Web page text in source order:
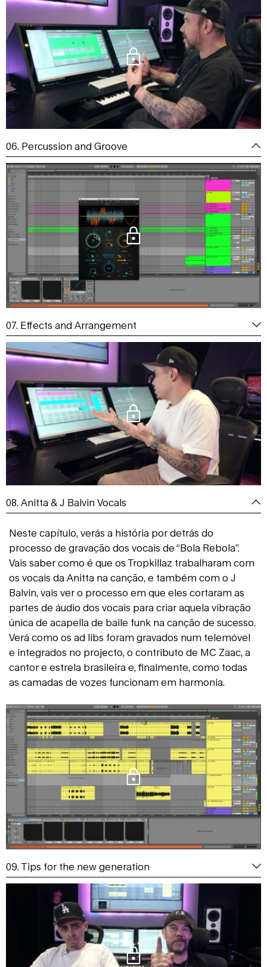
06. Percussion and Groove
07. Effects and Arrangement
08. Anitta & J Balvin Vocals
Neste capítulo, verás a história por detrás do
processo de gravação dos vocais de “Bola Rebola”.
Vais saber como é que os Tropkillaz trabalharam com
os vocais da Anitta na canção, e também com o J
Balvin, vais ver o processo em que eles cortaram as
partes de áudio dos vocais para criar aquela vibração
única de acapella de baile funk na canção de sucesso.
Verá como os ad libs foram gravados num telemóvel
e integrados no projecto, o contributo de MC Zaac, a
cantor e estrela brasileira e, finalmente, como todas
as camadas de vozes funcionam em harmonia.
09. Tips for the new generation